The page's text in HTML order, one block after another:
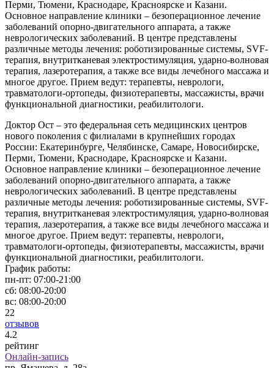
Перми, Тюмени, Краснодаре, Красноярске и Казани.
Основное направление клиники – безоперационное лечение
заболеваний опорно-двигательного аппарата, а также
неврологических заболеваний. В центре представлены
различные методы лечения: роботизированные системы, SVF-
терапия, внутритканевая электростимуляция, ударно-волновая
терапия, лазеротерапия, а также все виды лечебного массажа и
многое другое. Прием ведут: терапевты, неврологи,
травматологи-ортопеды, физиотерапевты, массажисты, врачи
функциональной диагностики, реабилитологи.
Доктор Ост – это федеральная сеть медицинских центров
нового поколения с филиалами в крупнейших городах
России: Екатеринбурге, Челябинске, Самаре, Новосибирске,
Перми, Тюмени, Краснодаре, Красноярске и Казани.
Основное направление клиники – безоперационное лечение
заболеваний опорно-двигательного аппарата, а также
неврологических заболеваний. В центре представлены
различные методы лечения: роботизированные системы, SVF-
терапия, внутритканевая электростимуляция, ударно-волновая
терапия, лазеротерапия, а также все виды лечебного массажа и
многое другое. Прием ведут: терапевты, неврологи,
травматологи-ортопеды, физиотерапевты, массажисты, врачи
функциональной диагностики, реабилитологи.
График работы:
пн-пт: 07:00-21:00
сб: 08:00-20:00
вс: 08:00-20:00
22
отзывов
4.2
рейтинг
Онлайн-запись